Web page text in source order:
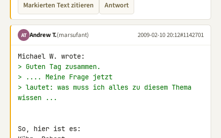
Markierten Text zitieren Antwort
AT Andrew T.(marsufant) 2009-02-10 20:12#1142701
> Guten Tag zusammen.
> .... Meine Frage jetzt
> lautet: was muss ich alles zu diesem Thema
wissen ...
So, hier ist es: